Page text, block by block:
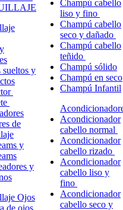
sueltos y
de
y
y
Ojos
de ojos
Champú cabello
liso y fino
Champú cabello
seco y dañado
Champú cabello
teñido
Champú sólido
Champú en seco
Champú Infantil
Acondicionador
cabello normal
Acondicionador
cabello rizado
Acondicionador
cabello liso y
fino
Acondicionador
cabello seco y